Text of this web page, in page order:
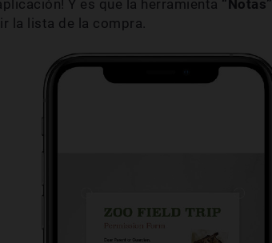
Y es que la herramienta “Notas”
la lista de la compra.